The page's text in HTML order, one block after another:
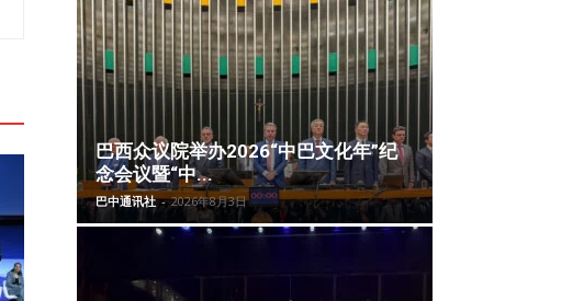
巴西众议院举办2026“中巴文化年”纪
念会议暨“中...
巴中通讯社 - 2026年8月3日